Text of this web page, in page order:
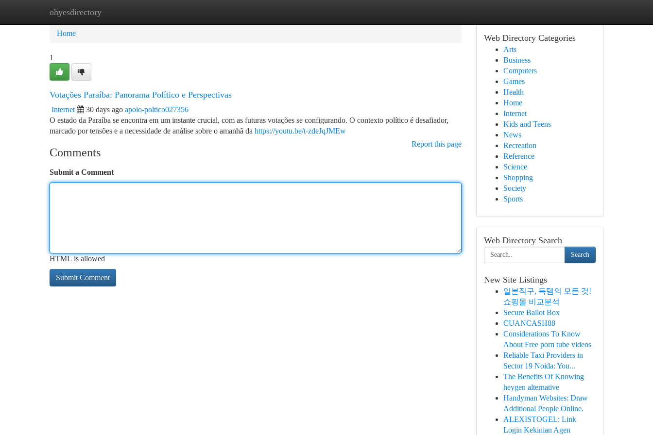
ohyesdirectory
Home New Site Listings
Home
1
Votações Paraíba: Panorama Político e Perspectivas
Internet 30 days ago apoio-poltico027356
O estado da Paraíba se encontra em um instante crucial, com as futuras votações se configurando. O contexto político é desafiador,
marcado por tensões e a necessidade de análise sobre o amanhã da https://youtu.be/t-zdeJqJMEw
Report this page
Comments
Submit a Comment
HTML is allowed
Web Directory Categories
Arts
Business
Computers
Games
Health
Home
Internet
Kids and Teens
News
Recreation
Reference
Science
Shopping
Society
Sports
Web Directory Search
Search
New Site Listings
일본직구, 득템의 모든 것!
쇼핑몰 비교분석
Secure Ballot Box
CUANCASH88
Considerations To Know
About Free porn tube videos
Reliable Taxi Providers in
Sector 19 Noida: You...
The Benefits Of Knowing
heygen alternative
Handyman Websites: Draw
Additional People Online.
ALEXISTOGEL: Link
Login Kekinian Agen